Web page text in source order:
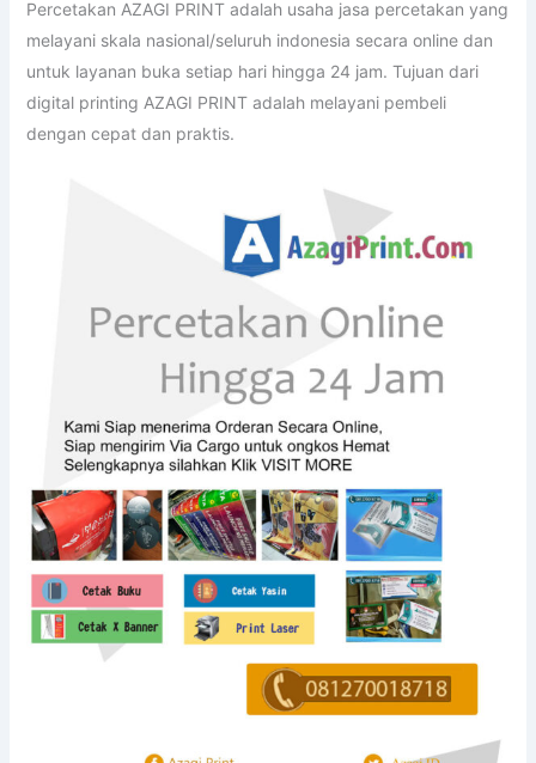
Percetakan AZAGI PRINT adalah usaha jasa percetakan yang
melayani skala nasional/seluruh indonesia secara online dan
untuk layanan buka setiap hari hingga 24 jam. Tujuan dari
digital printing AZAGI PRINT adalah melayani pembeli
dengan cepat dan praktis.